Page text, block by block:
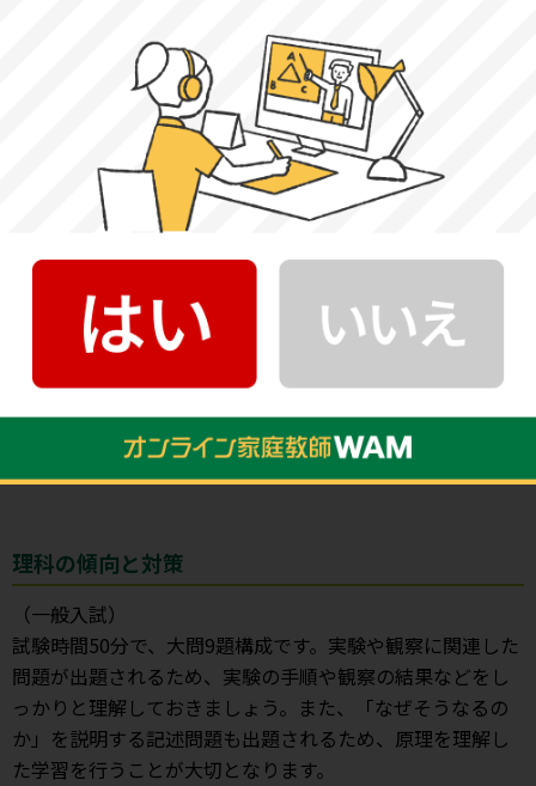
です。読解問題の本文だけでなく、本文に対する会話文や
書評の文章も出題されるため、全体的に文章量が多くなっ
ています。様々な読解問題の文章を読み、速読力を身につ
けておきましょう。
英語の傾向と対策
（一般入試・学業特待入試・特技特待入試・専願入試）
試験時間50分で、大問7題構成です。リスニング問題が含ま
れているため、英単語の発音をしっかりと理解しておくこ
とが大切です。また、読解問題が多く出題されます。様々な
分野の英文を読み、どんな英文が出題されても解答できる
ようにしておきましょう。
理科の傾向と対策
（一般入試）
試験時間50分で、大問9題構成です。実験や観察に関連した
問題が出題されるため、実験の手順や観察の結果などをし
っかりと理解しておきましょう。また、「なぜそうなるの
か」を説明する記述問題も出題されるため、原理を理解し
た学習を行うことが大切となります。